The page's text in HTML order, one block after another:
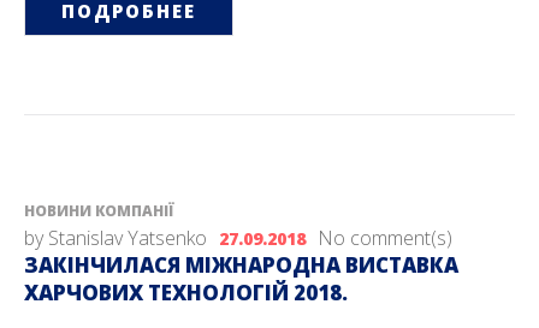
ПОДРОБНЕЕ
НОВИНИ КОМПАНІЇ
byStanislav Yatsenko 27.09.2018 No comment(s)
ЗАКIНЧИЛАСЯ МIЖНАРОДНА ВИСТАВКА
ХАРЧОВИХ ТЕХНОЛОГIЙ 2018.